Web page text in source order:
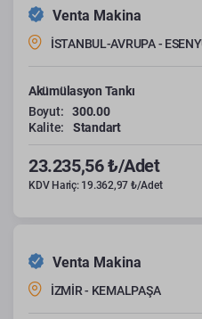
Venta Makina
İSTANBUL-AVRUPA -
Akümülasyon Tankı
Boyut:
300.00
Kalite:
Standart
23.235,56 ₺/Adet
KDV Hariç: 19.362,97 ₺/Adet
Venta Makina
İZMİR - KEMALPAŞA